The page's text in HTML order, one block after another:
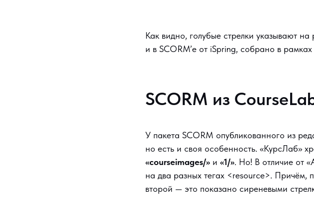
Как видно, голубые стрелки указывают
и в SCORM’е от iSpring, собрано в
SCORM из
У пакета SCORM опубликованного из
но есть и своя особенность. «КурсЛаб»
«courseimages/» и «1/». Но! В отличие от
на два разных тегах <resource>. Причём,
второй — это показано сиреневыми